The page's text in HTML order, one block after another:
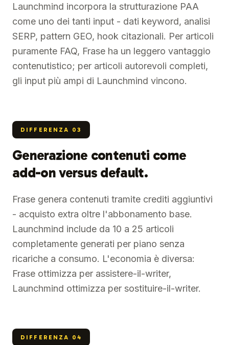
Launchmind incorpora la strutturazione PAA
come uno dei tanti input - dati keyword, analisi
SERP, pattern GEO, hook citazionali. Per articoli
puramente FAQ, Frase ha un leggero vantaggio
contenutistico; per articoli autorevoli completi,
gli input più ampi di Launchmind vincono.
DIFFERENZA 03
Generazione contenuti come
add-on versus default.
Frase genera contenuti tramite crediti aggiuntivi
- acquisto extra oltre l'abbonamento base.
Launchmind include da 10 a 25 articoli
completamente generati per piano senza
ricariche a consumo. L'economia è diversa:
Frase ottimizza per assistere-il-writer,
Launchmind ottimizza per sostituire-il-writer.
DIFFERENZA 04